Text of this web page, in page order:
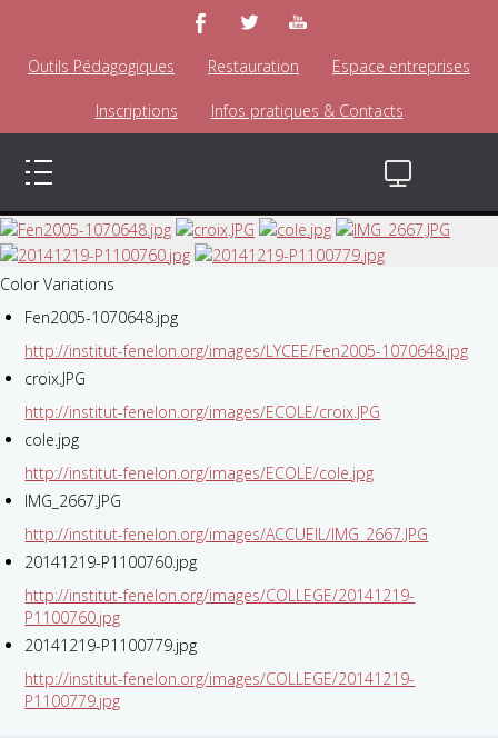
Outils Pédagogiques Restauration Espace entreprises
Inscriptions Infos pratiques & Contacts
Color Variations
Fen2005-1070648.jpg
http://institut-fenelon.org/images/LYCEE/Fen2005-1070648.jpg
croix.JPG
http://institut-fenelon.org/images/ECOLE/croix.JPG
cole.jpg
http://institut-fenelon.org/images/ECOLE/cole.jpg
IMG_2667.JPG
http://institut-fenelon.org/images/ACCUEIL/IMG_2667.JPG
20141219-P1100760.jpg
http://institut-fenelon.org/images/COLLEGE/20141219-
P1100760.jpg
20141219-P1100779.jpg
http://institut-fenelon.org/images/COLLEGE/20141219-
P1100779.jpg